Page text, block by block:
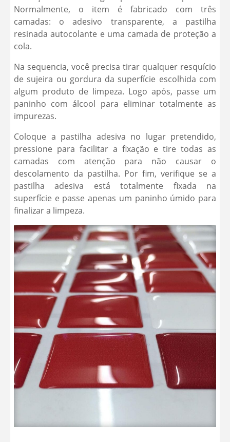
Normalmente, o item é fabricado com três
camadas: o adesivo transparente, a pastilha
resinada autocolante e uma camada de proteção a
cola.
Na sequencia, você precisa tirar qualquer resquício
de sujeira ou gordura da superfície escolhida com
algum produto de limpeza. Logo após, passe um
paninho com álcool para eliminar totalmente as
impurezas.
Coloque a pastilha adesiva no lugar pretendido,
pressione para facilitar a fixação e tire todas as
camadas com atenção para não causar o
descolamento da pastilha. Por fim, verifique se a
pastilha adesiva está totalmente fixada na
superfície e passe apenas um paninho úmido para
finalizar a limpeza.